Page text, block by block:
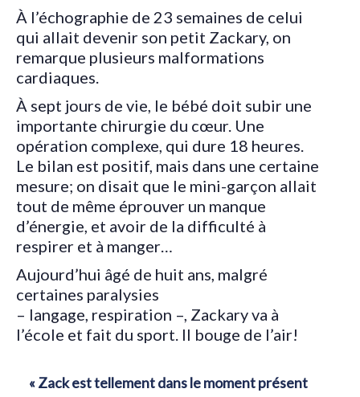
À l’échographie de 23 semaines de celui
qui allait devenir son petit Zackary, on
remarque plusieurs malformations
cardiaques.
À sept jours de vie, le bébé doit subir une
importante chirurgie du cœur. Une
opération complexe, qui dure 18 heures.
Le bilan est positif, mais dans une certaine
mesure; on disait que le mini-garçon allait
tout de même éprouver un manque
d’énergie, et avoir de la difficulté à
respirer et à manger…
Aujourd’hui âgé de huit ans, malgré
certaines paralysies
– langage, respiration –, Zackary va à
l’école et fait du sport. Il bouge de l’air!
« Zack est tellement dans le moment présent